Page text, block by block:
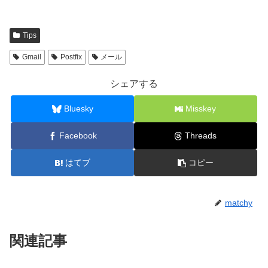
Tips
Gmail Postfix メール
シェアする
Bluesky Misskey
Facebook Threads
はてブ コピー
matchy
関連記事